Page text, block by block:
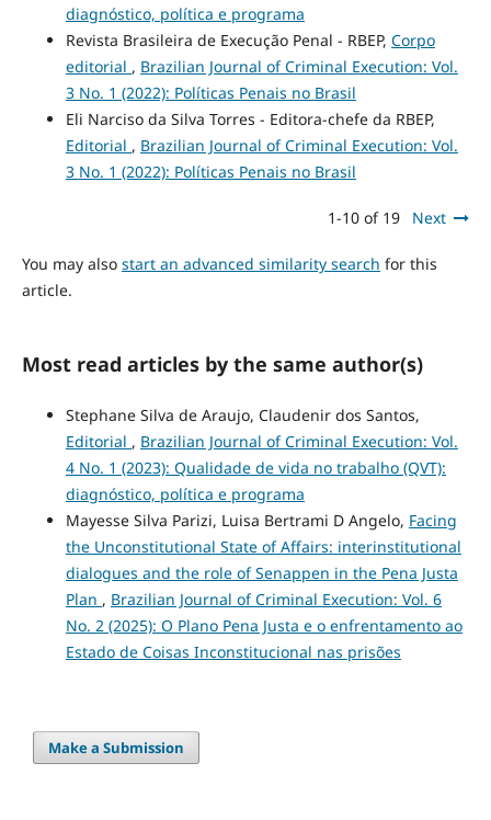
diagnóstico, política e programa
Revista Brasileira de Execução Penal - RBEP, Corpo
editorial , Brazilian Journal of Criminal Execution: Vol.
3 No. 1 (2022): Políticas Penais no Brasil
Eli Narciso da Silva Torres - Editora-chefe da RBEP,
Editorial , Brazilian Journal of Criminal Execution: Vol.
3 No. 1 (2022): Políticas Penais no Brasil
1-10 of 19 Next
You may also start an advanced similarity search for this
article.
Most read articles by the same author(s)
Stephane Silva de Araujo, Claudenir dos Santos,
Editorial , Brazilian Journal of Criminal Execution: Vol.
4 No. 1 (2023): Qualidade de vida no trabalho (QVT):
diagnóstico, política e programa
Mayesse Silva Parizi, Luisa Bertrami D Angelo, Facing
the Unconstitutional State of Affairs: interinstitutional
dialogues and the role of Senappen in the Pena Justa
Plan , Brazilian Journal of Criminal Execution: Vol. 6
No. 2 (2025): O Plano Pena Justa e o enfrentamento ao
Estado de Coisas Inconstitucional nas prisões
Make a Submission